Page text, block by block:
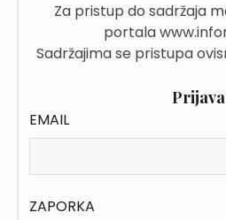
Za pristup do sadržaja
portala
Sadržajima se pristupa
Prijava
EMAIL
ZAPORKA